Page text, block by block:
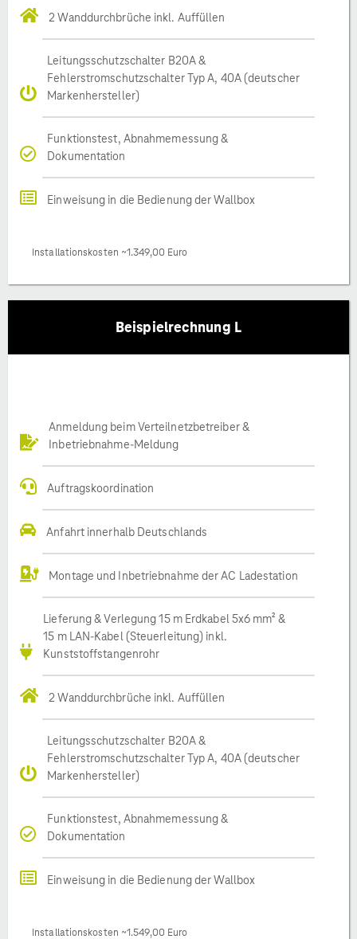
2 Wanddurchbrüche inkl. Auffüllen
Leitungsschutzschalter B20A &
Fehlerstromschutzschalter Typ A, 40A (deutscher
Markenhersteller)
Funktionstest, Abnahmemessung &
Dokumentation
Einweisung in die Bedienung der Wallbox
Installationskosten ~1.349,00 Euro
Beispielrechnung L
Anmeldung beim Verteilnetzbetreiber &
Inbetriebnahme-Meldung
Auftragskoordination
Anfahrt innerhalb Deutschlands
Montage und Inbetriebnahme der AC Ladestation
Lieferung & Verlegung 15 m Erdkabel 5x6 mm² &
15 m LAN-Kabel (Steuerleitung) inkl.
Kunststoffstangenrohr
2 Wanddurchbrüche inkl. Auffüllen
Leitungsschutzschalter B20A &
Fehlerstromschutzschalter Typ A, 40A (deutscher
Markenhersteller)
Funktionstest, Abnahmemessung &
Dokumentation
Einweisung in die Bedienung der Wallbox
Installationskosten ~1.549,00 Euro